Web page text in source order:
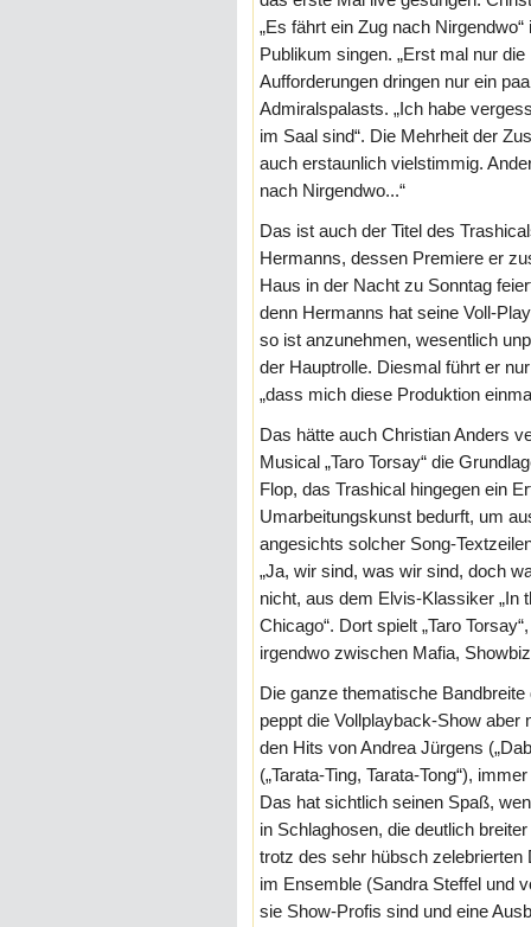
„Es fährt ein Zug nach
Publikum singen. „Erst mal nur
Aufforderungen dringen nur ein
Admiralspalasts. „Ich habe
im Saal sind“. Die Mehrheit der
auch erstaunlich vielstimmig.
nach Nirgendwo...“
Das ist auch der Titel des
Hermanns, dessen Premiere er
Haus in der Nacht zu Sonntag
denn Hermanns hat seine Voll-
so ist anzunehmen, wesentlich
der Hauptrolle. Diesmal führt er
„dass mich diese Produktion
Das hätte auch Christian Anders
Musical „Taro Torsay“ die
Flop, das Trashical hingegen ein
Umarbeitungskunst bedurft, um
angesichts solcher Song-
„Ja, wir sind, was wir sind, doch
nicht, aus dem Elvis-Klassiker „In
Chicago“. Dort spielt „Taro
irgendwo zwischen Mafia,
Die ganze thematische
peppt die Vollplayback-Show
den Hits von Andrea Jürgens
(„Tarata-Ting, Tarata-Tong“),
Das hat sichtlich seinen Spaß,
in Schlaghosen, die deutlich
trotz des sehr hübsch zelebrierten
im Ensemble (Sandra Steffel und
sie Show-Profis sind und eine